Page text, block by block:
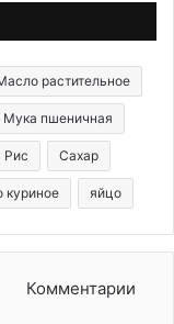
растительное
Мука пшеничная
Рис Сахар
куриное яйцо
Комментарии